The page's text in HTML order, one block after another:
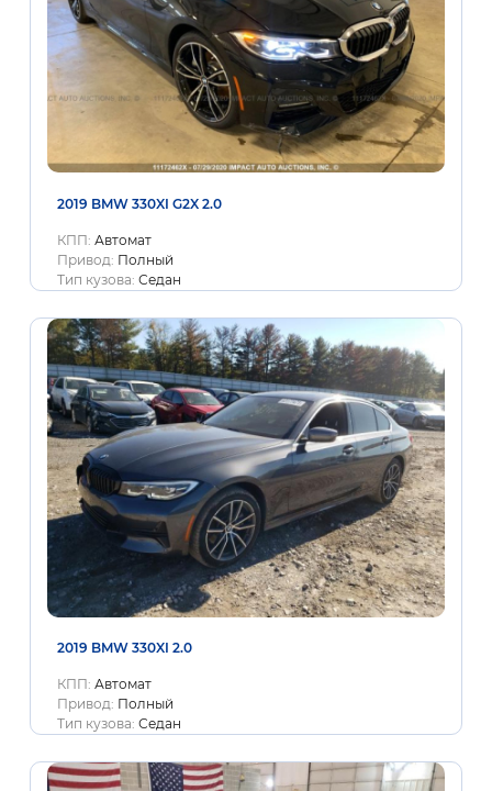
2019 BMW 330XI G2X 2.0
КПП: Автомат
Привод: Полный
Тип кузова: Седан
2019 BMW 330XI 2.0
КПП: Автомат
Привод: Полный
Тип кузова: Седан